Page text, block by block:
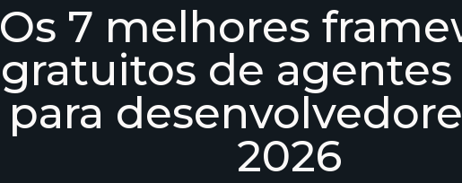
Os 7 melhores
gratuitos de agentes
para
2026